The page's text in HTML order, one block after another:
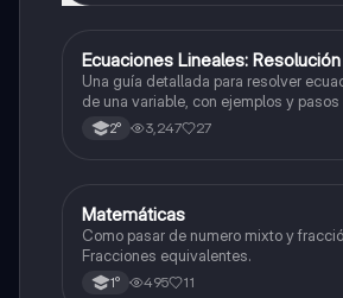
Matemáticas
Ecuaciones Lineales:
Una guía detallada para resolver
de una variable, con ejemplos y pasos
2° 3,247 27
Matemáticas
Matemáticas
Como pasar de numero mixto y
Fracciones equivalentes.
1° 495 11